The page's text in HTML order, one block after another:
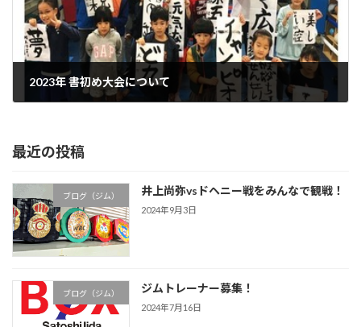
2023年 書初め大会について
最近の投稿
ブログ（ジム） 井上尚弥vsドヘニー戦をみんなで観戦！
2024年9月3日
ブログ（ジム） ジムトレーナー募集！
2024年7月16日